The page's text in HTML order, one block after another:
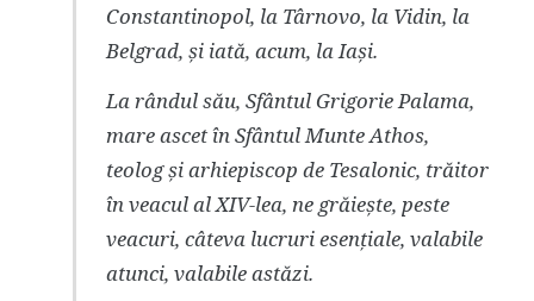
Constantinopol, la Târnovo, la Vidin, la
Belgrad, și iată, acum, la Iași.
La rândul său, Sfântul Grigorie Palama,
mare ascet în Sfântul Munte Athos,
teolog și arhiepiscop de Tesalonic, trăitor
în veacul al XIV-lea, ne grăiește, peste
veacuri, câteva lucruri esențiale, valabile
atunci, valabile astăzi.